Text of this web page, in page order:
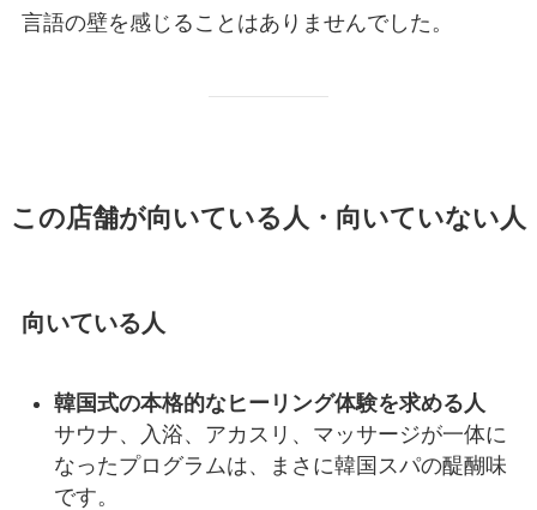
言語の壁を感じることはありませんでした。
この店舗が向いている人・向いていない人
向いている人
韓国式の本格的なヒーリング体験を求める人
サウナ、入浴、アカスリ、マッサージが一体に
なったプログラムは、まさに韓国スパの醍醐味
です。